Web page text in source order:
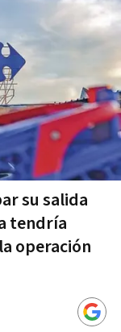
su salida
tendría
operación